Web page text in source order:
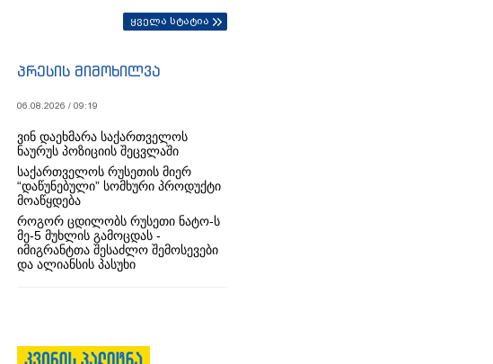
ყველა სტატია
პრესის მიმოხილვა
06.08.2026 / 09:19
ვინ დაეხმარა საქართველოს
ნაურუს პოზიციის შეცვლაში
საქართველოს რუსეთის მიერ
“დაწუნებული” სომხური პროდუქტი
მოაწყდება
როგორ ცდილობს რუსეთი ნატო-ს
მე-5 მუხლის გამოცდას -
იმიგრანტთა შესაძლო შემოსევები
და ალიანსის პასუხი